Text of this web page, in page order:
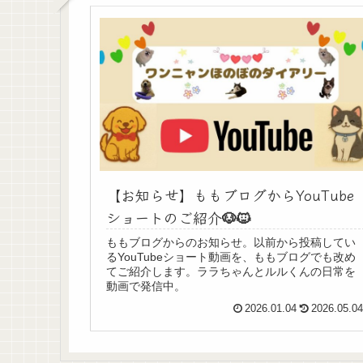
【お知らせ】ももブログからYouTube
ショートのご紹介🐶🐱
ももブログからのお知らせ。以前から投稿してい
るYouTubeショート動画を、ももブログでも改め
てご紹介します。ララちゃんとルルくんの日常を
動画で発信中。
2026.01.04 2026.05.04